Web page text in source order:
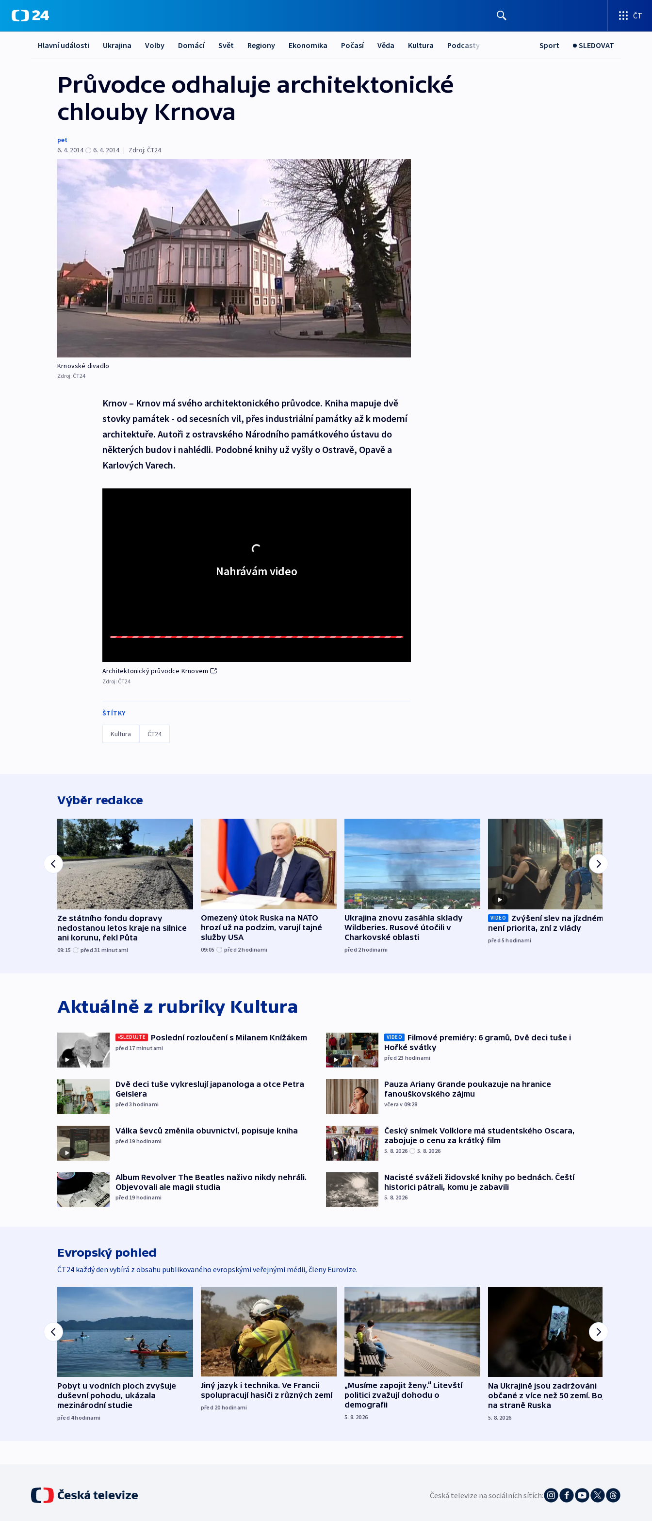
ČT
Hlavní události Ukrajina Volby Domácí Svět Regiony Ekonomika Počasí Věda Kultura Podcasty Sport SLEDOVAT
Průvodce odhaluje architektonické
chlouby Krnova
pet
6. 4. 2014
6. 4. 2014 | Zdroj: ČT24
Krnovské divadlo
Zdroj: ČT24
Krnov – Krnov má svého architektonického průvodce. Kniha mapuje dvě
stovky památek - od secesních vil, přes industriální památky až k moderní
architektuře. Autoři z ostravského Národního památkového ústavu do
některých budov i nahlédli. Podobné knihy už vyšly o Ostravě, Opavě a
Karlových Varech.
Nahrávám video
Architektonický průvodce Krnovem
Zdroj: ČT24
ŠTÍTKY
Kultura ČT24
Výběr redakce
Ze státního fondu dopravy
nedostanou letos kraje na silnice
ani korunu, řekl Půta
09:15 před 31 minutami
Omezený útok Ruska na NATO
hrozí už na podzim, varují tajné
služby USA
09:05 před 2hodinami
Ukrajina znovu zasáhla sklady
Wildberies. Rusové útočili v
Charkovské oblasti
před 2hodinami
VIDEO
Zvýšení slev na jízdném teď
není priorita, zní z vlády
před 5hodinami
Aktuálně z rubriky Kultura
SLEDUJTE Poslední rozloučení s Milanem Knížákem
před 17 minutami
Dvě deci tuše vykreslují japanologa a otce Petra
Geislera
před 3hodinami
Válka ševců změnila obuvnictví, popisuje kniha
před 19 hodinami
Album Revolver The Beatles naživo nikdy nehráli.
Objevovali ale magii studia
před 19 hodinami
VIDEO
Filmové premiéry: 6 gramů, Dvě deci tuše i
Hořké svátky
před 23 hodinami
Pauza Ariany Grande poukazuje na hranice
fanouškovského zájmu
včera v 09:28
Český snímek Volklore má studentského Oscara,
zabojuje o cenu za krátký film
5. 8. 2026 5. 8. 2026
Nacisté sváželi židovské knihy po bednách. Čeští
historici pátrali, komu je zabavili
5. 8. 2026
Evropský pohled
ČT24 každý den vybírá z obsahu publikovaného evropskými veřejnými médii, členy Eurovize.
Pobyt u vodních ploch zvyšuje
duševní pohodu, ukázala
mezinárodní studie
před 4hodinami
Jiný jazyk i technika. Ve Francii
spolupracují hasiči z různých zemí
před 20 hodinami
„Musíme zapojit ženy.“ Litevští
politici zvažují dohodu o
demografii
5. 8. 2026
Na Ukrajině jsou zadržováni
občané z více než 50 zemí. Bojovali
na straně Ruska
5. 8. 2026
Česká televize na sociálních sítích: